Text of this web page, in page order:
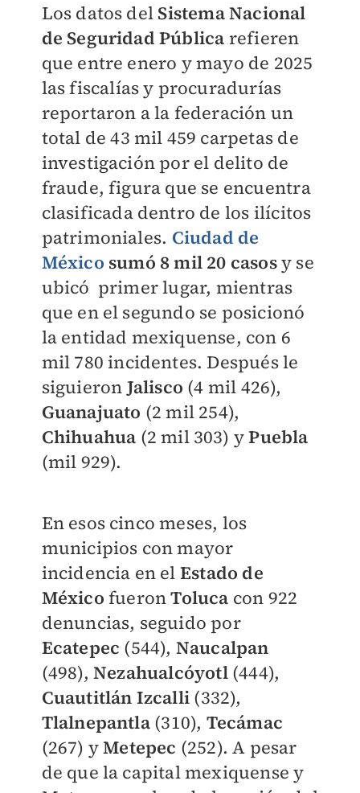
Los datos del Sistema Nacional
de Seguridad Pública refieren
que entre enero y mayo de 2025
las fiscalías y procuradurías
reportaron a la federación un
total de 43 mil 459 carpetas de
investigación por el delito de
fraude, figura que se encuentra
clasificada dentro de los ilícitos
patrimoniales. Ciudad de
México sumó 8 mil 20 casosy se
ubicó primer lugar, mientras
que en el segundo se posicionó
la entidad mexiquense, con 6
mil 780 incidentes. Después le
siguieron Jalisco (4 mil 426),
Guanajuato (2 mil 254),
Chihuahua (2 mil 303) yPuebla
(mil 929).
En esos cinco meses, los
municipios con mayor
incidencia en el Estado de
México fueronToluca con 922
denuncias, seguido por
Ecatepec (544), Naucalpan
(498), Nezahualcóyotl (444),
Cuautitlán Izcalli (332),
Tlalnepantla (310), Tecámac
(267) yMetepec (252). A pesar
de que la capital mexiquense y